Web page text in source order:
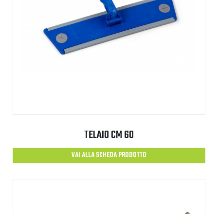
TELAIO CM 60
VAI ALLA SCHEDA PRODOTTO